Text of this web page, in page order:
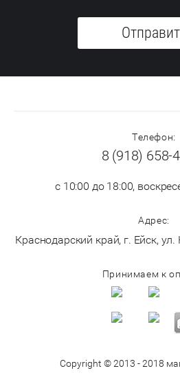
Телефон:
8 (918) 658-
с 10:00 до 18:00,
Адрес:
Краснодарский край, г. Ейск,
Принимаем к
Copyright © 2013 - 2018